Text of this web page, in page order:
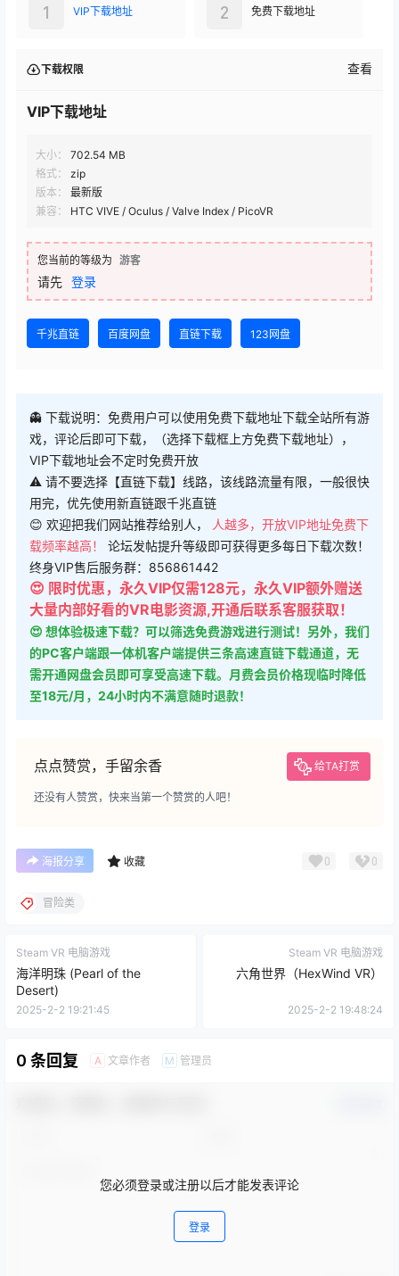
VIP下载地址
1 免费下载地址
2
下载权限 查看
VIP下载地址
大小：
702.54 MB
格式：
zip
版本：
最新版
兼容：
HTC VIVE / Oculus / Valve Index / PicoVR
您当前的等级为 游客
请先 登录
千兆直链 百度网盘 直链下载 123网盘
👻 下载说明：免费用户可以使用免费下载地址下载全站所有游
戏，评论后即可下载，（选择下载框上方免费下载地址），
VIP下载地址会不定时免费开放
⚠ 请不要选择【直链下载】线路，该线路流量有限，一般很快
用完，优先使用新直链跟千兆直链
😊 欢迎把我们网站推荐给别人，
人越多，开放VIP地址免费下
载频率越高！ 论坛发帖提升等级即可获得更多每日下载次数！
终身VIP售后服务群：856861442
😍 限时优惠，永久VIP仅需128元，永久VIP额外赠送
大量内部好看的VR电影资源,开通后联系客服获取！
😍 想体验极速下载？可以筛选免费游戏进行测试！另外，我们
的PC客户端跟一体机客户端提供三条高速直链下载通道，无
需开通网盘会员即可享受高速下载。月费会员价格现临时降低
至18元/月，24小时内不满意随时退款！
点点赞赏，手留余香 给TA打赏
还没有人赞赏，快来当第一个赞赏的人吧！
海报分享 收藏 0 0
冒险类
Steam VR 电脑游戏
海洋明珠 (Pearl of the
Desert)
2025-2-2 19:21:45
Steam VR 电脑游戏
六角世界（HexWind VR）
2025-2-2 19:48:24
0 条回复 A 文章作者 M 管理员
您必须登录或注册以后才能发表评论
登录